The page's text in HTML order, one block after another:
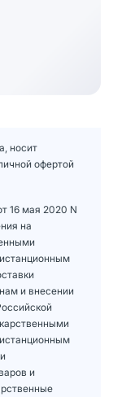
носит
офертой
16 мая 2020 N
на
и внесении
и